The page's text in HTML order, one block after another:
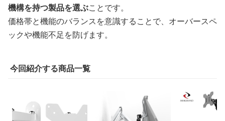
機構を持つ製品を選ぶことです。
価格帯と機能のバランスを意識することで、オーバースペ
ックや機能不足を防げます。
今回紹介する商品一覧